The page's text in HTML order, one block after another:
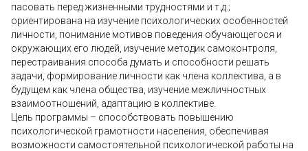
пасовать перед жизненными трудностями и т.д.;
ориентирована на изучение психологических особенностей
личности, понимание мотивов поведения обучающегося и
окружающих его людей, изучение методик самоконтроля,
перестраивания способа думать и способности решать
задачи, формирование личности как члена коллектива, а в
будущем как члена общества, изучение межличностных
взаимоотношений, адаптацию в коллективе.
Цель программы – способствовать повышению
психологической грамотности населения, обеспечивая
возможности самостоятельной психологической работы на